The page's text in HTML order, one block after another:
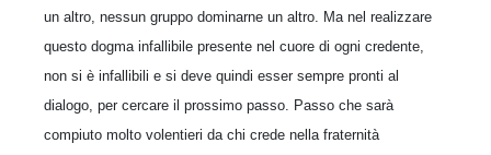
un altro, nessun gruppo dominarne un altro. Ma nel realizzare
questo dogma infallibile presente nel cuore di ogni credente,
non si è infallibili e si deve quindi esser sempre pronti al
dialogo, per cercare il prossimo passo. Passo che sarà
compiuto molto volentieri da chi crede nella fraternità